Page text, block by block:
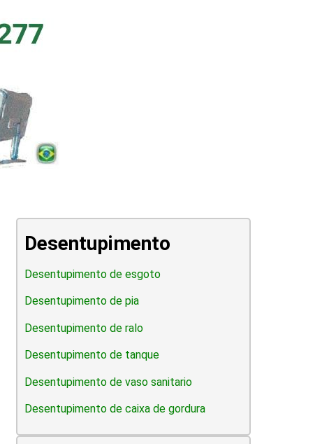
Desentupimento
Desentupimento de esgoto
Desentupimento de pia
Desentupimento de ralo
Desentupimento de tanque
Desentupimento de vaso sanitario
Desentupimento de caixa de gordura